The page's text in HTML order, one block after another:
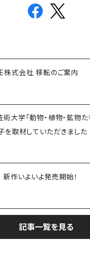
株式会社 移転のご案内
大学「動物・植物・鉱物た
を取材していただきました
作いよいよ発売開始！
記事一覧を見る